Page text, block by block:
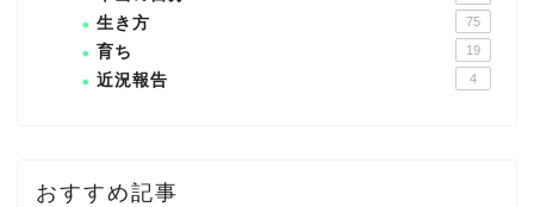
生き方 75
育ち 19
近況報告 4
おすすめ記事